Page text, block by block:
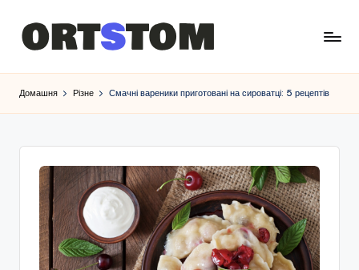
Домашня Різне Смачні вареники приготовані на сироватці: 5 рецептів